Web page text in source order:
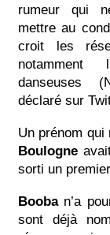
rumeur qui
mettre au
croit les
danseuses
déclaré sur
Un prénom qui
Boulogne
sorti un
Booban’a
sont déjà